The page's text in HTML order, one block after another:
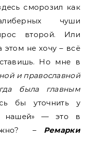
сморозил как
чуши
второй. Или
этом не хочу – всё
Но мне в
и православной
была главным
бы уточнить у
нашей» — это в
– Ремарки